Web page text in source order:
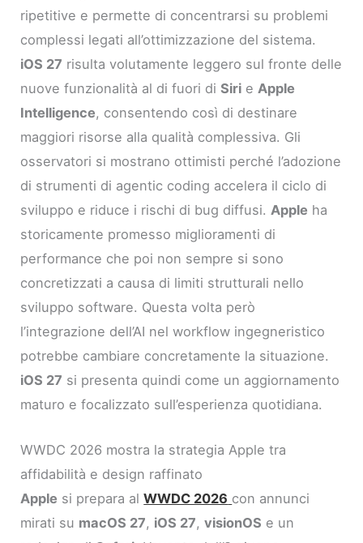
ripetitive e permette di concentrarsi su problemi
complessi legati all’ottimizzazione del sistema.
iOS 27 risulta volutamente leggero sul fronte delle
nuove funzionalità al di fuori diSiri e Apple
Intelligence, consentendo così di destinare
maggiori risorse alla qualità complessiva. Gli
osservatori si mostrano ottimisti perché l’adozione
di strumenti di agentic coding accelera il ciclo di
sviluppo e riduce i rischi di bug diffusi. Apple ha
storicamente promesso miglioramenti di
performance che poi non sempre si sono
concretizzati a causa di limiti strutturali nello
sviluppo software. Questa volta però
l’integrazione dell’AI nel workflow ingegneristico
potrebbe cambiare concretamente la situazione.
iOS 27 si presenta quindi come un aggiornamento
maturo e focalizzato sull’esperienza quotidiana.
WWDC 2026 mostra la strategia Apple tra
affidabilità e design raffinato
Apple si prepara alWWDC 2026 con annunci
mirati su macOS 27, iOS 27,visionOS e un